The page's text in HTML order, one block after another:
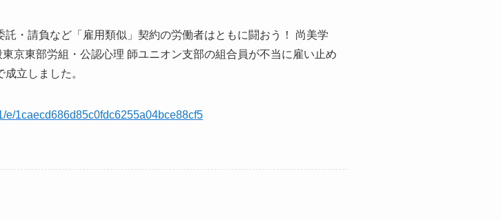
・請負など「雇用類似」契約の労働者はともに闘おう！ 尚美学
京東部労組・公認心理 師ユニオン支部の組合員が不当に雇い止め
立しました。
e/1caecd686d85c0fdc6255a04bce88cf5